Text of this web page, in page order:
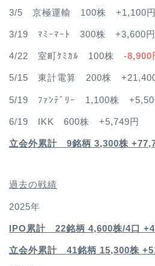
3/5 京極運輸 100株 +1,100円
3/19 ﾏﾐｰﾏｰﾄ 300株 +3,600円
4/22 室町ｹﾐｶﾙ 100株 -8,900
5/15 東計電算 200株
5/19 ﾌｧﾝﾃﾞﾘｰ 1,100株
6/19 IKK 600株 +5,749円
立会外累計 9銘柄 3,300株
過去の戦績
2025年
IPO累計 22銘柄 4,600株/4口
立会外累計 41銘柄 15,300株